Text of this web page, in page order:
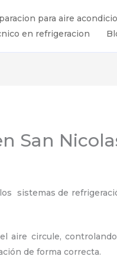
para aire
en refrigeracion
San
sistemas de
aire circule,
de forma correcta.